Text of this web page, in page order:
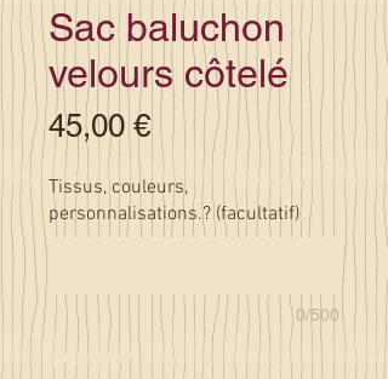
Sac baluchon
velours côtelé
45,00 €Prix
Tissus, couleurs,
personnalisations.? (facultatif)
0/500
Quantité *